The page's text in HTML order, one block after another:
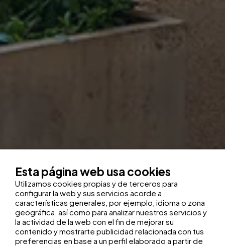
Esta página web usa cookies
Utilizamos cookies propias y de terceros para
configurar la web y sus servicios acorde a
características generales, por ejemplo, idioma o zona
geográfica, así como para analizar nuestros servicios y
la actividad de la web con el fin de mejorar su
contenido y mostrarte publicidad relacionada con tus
preferencias en base a un perfil elaborado a partir de